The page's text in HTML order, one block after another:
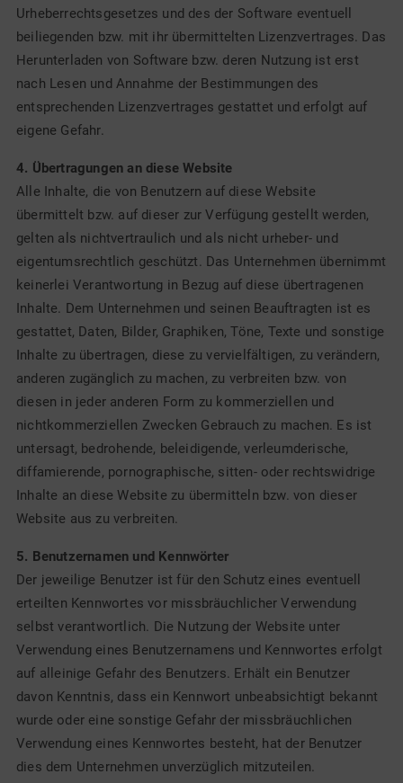
Urheberrechtsgesetzes und des der Software eventuell
beiliegenden bzw. mit ihr übermittelten Lizenzvertrages. Das
Herunterladen von Software bzw. deren Nutzung ist erst
nach Lesen und Annahme der Bestimmungen des
entsprechenden Lizenzvertrages gestattet und erfolgt auf
eigene Gefahr.
4. Übertragungen an diese Website
Alle Inhalte, die von Benutzern auf diese Website
übermittelt bzw. auf dieser zur Verfügung gestellt werden,
gelten als nichtvertraulich und als nicht urheber- und
eigentumsrechtlich geschützt. Das Unternehmen übernimmt
keinerlei Verantwortung in Bezug auf diese übertragenen
Inhalte. Dem Unternehmen und seinen Beauftragten ist es
gestattet, Daten, Bilder, Graphiken, Töne, Texte und sonstige
Inhalte zu übertragen, diese zu vervielfältigen, zu verändern,
anderen zugänglich zu machen, zu verbreiten bzw. von
diesen in jeder anderen Form zu kommerziellen und
nichtkommerziellen Zwecken Gebrauch zu machen. Es ist
untersagt, bedrohende, beleidigende, verleumderische,
diffamierende, pornographische, sitten- oder rechtswidrige
Inhalte an diese Website zu übermitteln bzw. von dieser
Website aus zu verbreiten.
5. Benutzernamen und Kennwörter
Der jeweilige Benutzer ist für den Schutz eines eventuell
erteilten Kennwortes vor missbräuchlicher Verwendung
selbst verantwortlich. Die Nutzung der Website unter
Verwendung eines Benutzernamens und Kennwortes erfolgt
auf alleinige Gefahr des Benutzers. Erhält ein Benutzer
davon Kenntnis, dass ein Kennwort unbeabsichtigt bekannt
wurde oder eine sonstige Gefahr der missbräuchlichen
Verwendung eines Kennwortes besteht, hat der Benutzer
dies dem Unternehmen unverzüglich mitzuteilen.